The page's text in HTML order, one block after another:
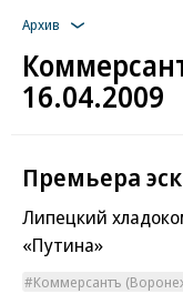
Архив
16.04.2009
Премьера
Липецкий
«Путина»
Коммерсантъ